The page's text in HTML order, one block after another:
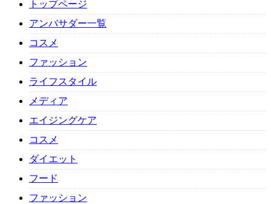
トップページ
アンバサダー一覧
コスメ
ファッション
ライフスタイル
メディア
エイジングケア
コスメ
ダイエット
フード
ファッション